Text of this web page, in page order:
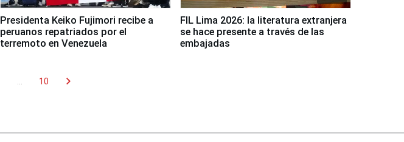
Presidenta Keiko Fujimori recibe a
peruanos repatriados por el
terremoto en Venezuela
FIL Lima 2026: la literatura extranjera
se hace presente a través de las
embajadas
10 chevron_right